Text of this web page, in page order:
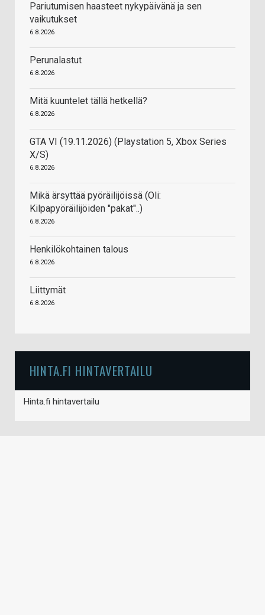
Pariutumisen haasteet nykypäivänä ja sen
vaikutukset
6.8.2026
Perunalastut
6.8.2026
Mitä kuuntelet tällä hetkellä?
6.8.2026
GTA VI (19.11.2026) (Playstation 5, Xbox Series
X/S)
6.8.2026
Mikä ärsyttää pyöräilijöissä (Oli:
Kilpapyöräilijöiden "pakat"..)
6.8.2026
Henkilökohtainen talous
6.8.2026
Liittymät
6.8.2026
HINTA.FI HINTAVERTAILU
Hinta.fi hintavertailu